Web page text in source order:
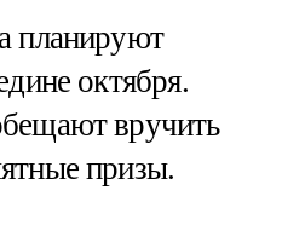
планируют
октября.
вручить
призы.